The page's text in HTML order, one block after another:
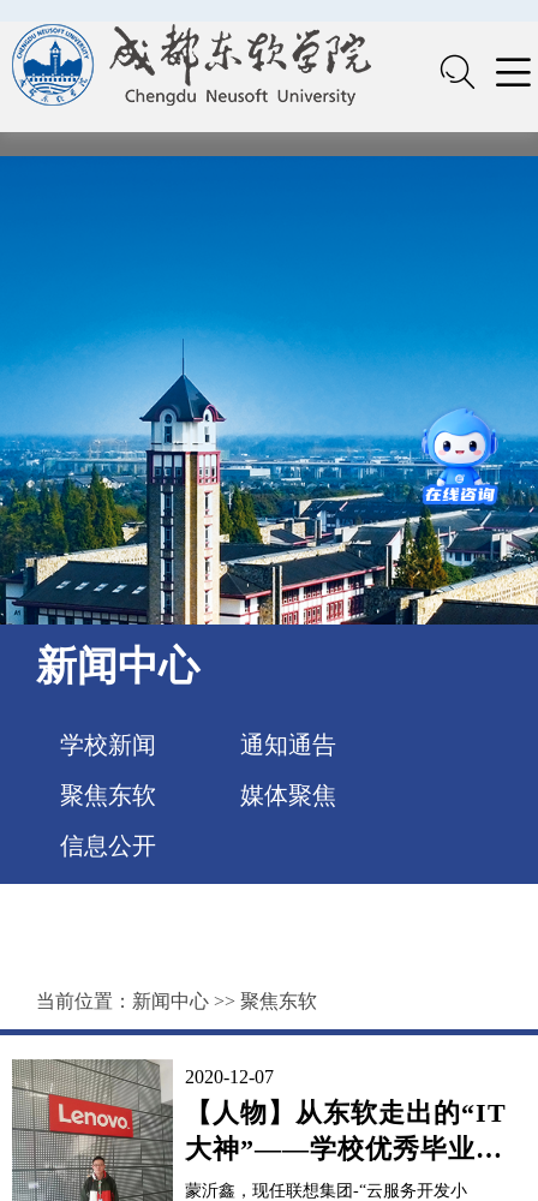
新闻中心
学校新闻
通知通告
聚焦东软
媒体聚焦
信息公开
当前位置： 新闻中心 >> 聚焦东软
2020-12-07
【人物】从东软走出的“IT
大神”——学校优秀毕业生
蒙沂鑫专访
蒙沂鑫，现任联想集团-“云服务开发小